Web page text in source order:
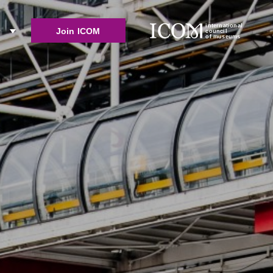
Join ICOM
international
council
of museums